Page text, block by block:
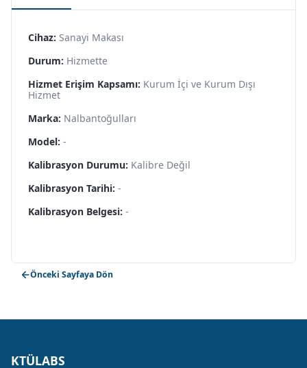
Cihaz: Sanayi Makası
Durum: Hizmette
Hizmet Erişim Kapsamı: Kurum İçi ve Kurum Dışı
Hizmet
Marka: Nalbantoğulları
Model: -
Kalibrasyon Durumu: Kalibre Değil
Kalibrasyon Tarihi: -
Kalibrasyon Belgesi: -
Önceki Sayfaya Dön
KTÜLABS